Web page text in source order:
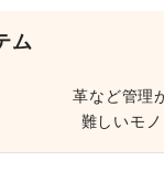
ム
革など管理
難しいモノ